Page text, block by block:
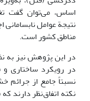
اساس، می‌توان گفت
نتیجة عوامل نابسامانی
مناطق کشور است.
در ‌این پژوهش نیز به
در رویکرد ساختاری
نسبتاً جامع از
نکته اتفاق‌نظر دارند